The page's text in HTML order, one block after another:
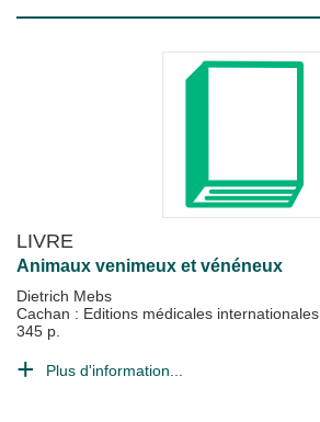
LIVRE
Animaux venimeux et vénéneux
Dietrich Mebs
Cachan : Editions médicales internationales
345 p.
Plus d'information...